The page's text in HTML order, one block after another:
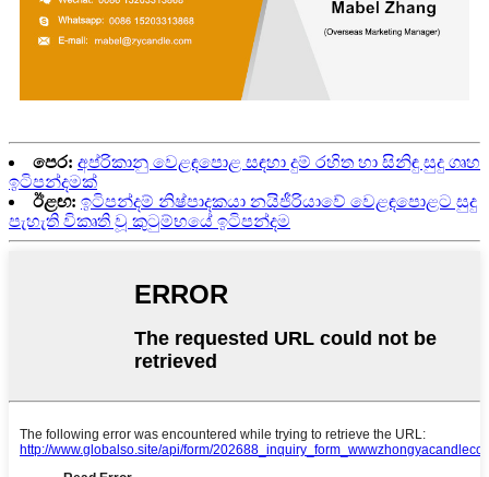
පෙර: අප්රිකානු වෙළඳපොළ සඳහා දුම් රහිත හා සිනිඳු සුදු ගෘහ
ඉටිපන්දමක්
ඊළඟ: ඉටිපන්දම් නිෂ්පාදකයා නයිජීරියාවේ වෙළඳපොළට සුදු
පැහැති විකෘති වූ කුටුම්භයේ ඉටිපන්දම